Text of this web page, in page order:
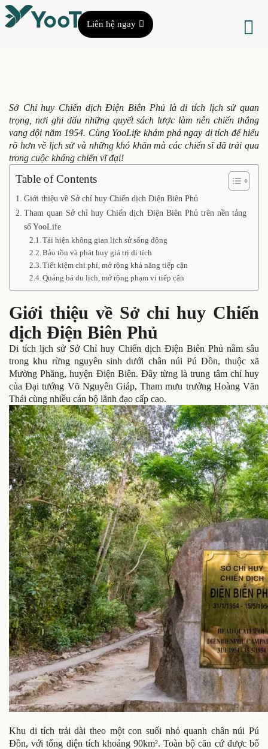
Liên hệ ngay
Sở Chỉ huy Chiến dịch Điện Biên Phủ là di tích lịch sử quan
trọng, nơi ghi dấu những quyết sách lược làm nên chiến thắng
vang dội năm 1954. Cùng YooLife khám phá ngay di tích để hiểu
rõ hơn về lịch sử và những khó khăn mà các chiến sĩ đã trải qua
trong cuộc kháng chiến vĩ đại!
Table of Contents
Giới thiệu về Sở chỉ huy Chiến dịch Điện Biên Phủ
Tham quan Sở chỉ huy Chiến dịch Điện Biên Phủ trên nền tảng
số YooLife
Tái hiện không gian lịch sử sống động
Bảo tồn và phát huy giá trị di tích
Tiết kiệm chi phí, mở rộng khả năng tiếp cận
Quảng bá du lịch, mở rộng phạm vi tiếp cận
Giới thiệu về Sở chỉ huy Chiến
dịch Điện Biên Phủ
Di tích lịch sử Sở Chỉ huy Chiến dịch Điện Biên Phủ nằm sâu
trong khu rừng nguyên sinh dưới chân núi Pú Đồn, thuộc xã
Mường Phăng, huyện Điện Biên. Đây từng là trung tâm chỉ huy
của Đại tướng Võ Nguyên Giáp, Tham mưu trưởng Hoàng Văn
Thái cùng nhiều cán bộ lãnh đạo cấp cao.
Khu di tích trải dài theo một con suối nhỏ quanh chân núi Pú
Đồn, với tổng diện tích khoảng 90km². Toàn bộ căn cứ được bố